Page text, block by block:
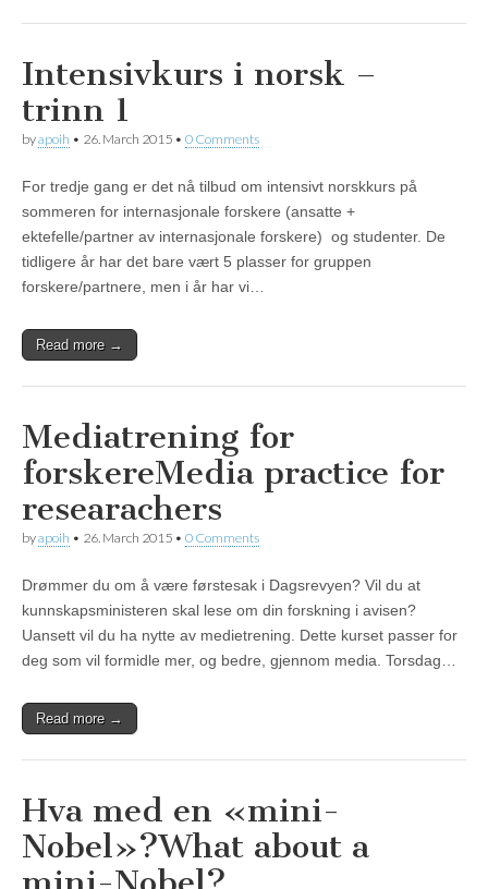
Intensivkurs i norsk –
trinn 1
byapoih • 26. March 2015 • 0 Comments
For tredje gang er det nå tilbud om intensivt norskkurs på
sommeren for internasjonale forskere (ansatte +
ektefelle/partner av internasjonale forskere) og studenter. De
tidligere år har det bare vært 5 plasser for gruppen
forskere/partnere, men i år har vi…
Read more →
Mediatrening for
forskereMedia practice for
researachers
byapoih • 26. March 2015 • 0 Comments
Drømmer du om å være førstesak i Dagsrevyen? Vil du at
kunnskapsministeren skal lese om din forskning i avisen?
Uansett vil du ha nytte av medietrening. Dette kurset passer for
deg som vil formidle mer, og bedre, gjennom media. Torsdag…
Read more →
Hva med en «mini-
Nobel»?What about a